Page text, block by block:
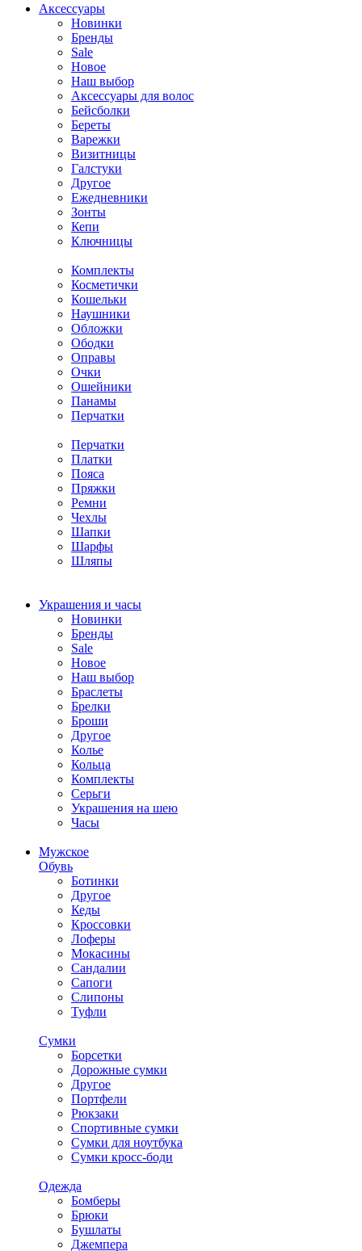
Аксессуары
Новинки
Бренды
Sale
Новое
Наш выбор
Аксессуары для волос
Бейсболки
Береты
Варежки
Визитницы
Галстуки
Другое
Ежедневники
Зонты
Кепи
Ключницы
Комплекты
Косметички
Кошельки
Наушники
Обложки
Ободки
Оправы
Очки
Ошейники
Панамы
Перчатки
Перчатки
Платки
Пояса
Пряжки
Ремни
Чехлы
Шапки
Шарфы
Шляпы
Украшения и часы
Новинки
Бренды
Sale
Новое
Наш выбор
Браслеты
Брелки
Броши
Другое
Колье
Кольца
Комплекты
Серьги
Украшения на шею
Часы
Мужское
Обувь
Ботинки
Другое
Кеды
Кроссовки
Лоферы
Мокасины
Сандалии
Сапоги
Слипоны
Туфли
Сумки
Борсетки
Дорожные сумки
Другое
Портфели
Рюкзаки
Спортивные сумки
Сумки для ноутбука
Сумки кросс-боди
Одежда
Бомберы
Брюки
Бушлаты
Джемпера